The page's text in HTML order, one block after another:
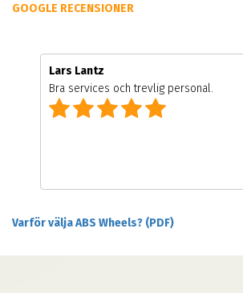
GOOGLE RECENSIONER
Lars Lantz
Bra services och trevlig personal.
Varför välja ABS Wheels? (PDF)